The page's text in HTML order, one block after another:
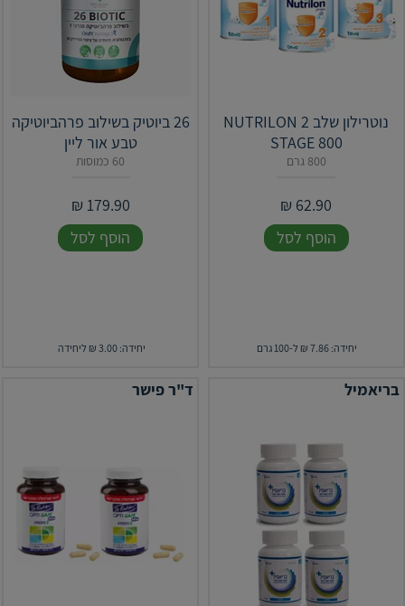
נוטרילון שלב 2 NUTRILON
STAGE 800
800 גרם
62.90
₪
הוסף לסל
יחידה: 7.86 ₪ ל-100 גרם
26 ביוטיק בשילוב פרהביוטיקה
טבע אור ליין
60 כמוסות
179.90
₪
הוסף לסל
יחידה: 3.00 ₪ ליחידה
בריאמיל ד"ר פישר